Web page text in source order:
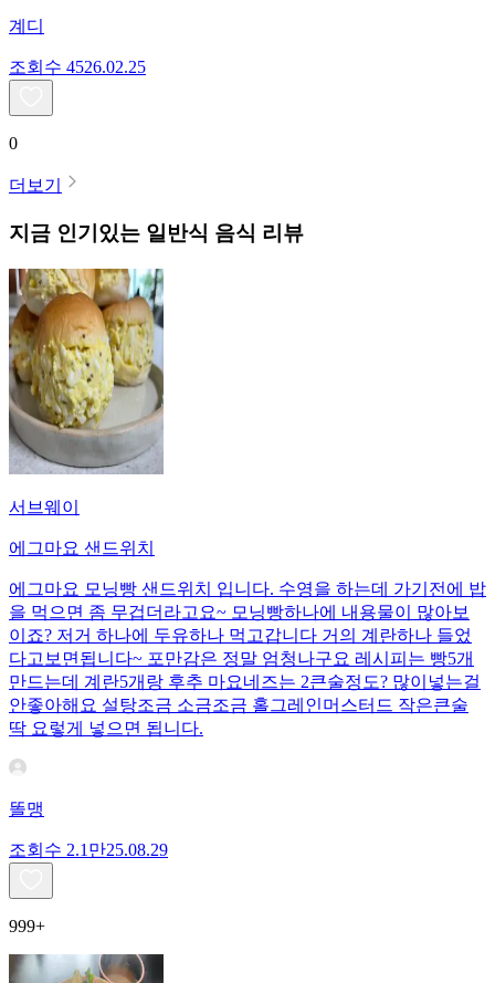
계디
조회수 4526.02.25
0
더보기
지금 인기있는 일반식 음식 리뷰
서브웨이
에그마요 샌드위치
에그마요 모닝빵 샌드위치 입니다. 수영을 하는데 가기전에 밥
을 먹으면 좀 무겁더라고요~ 모닝빵하나에 내용물이 많아보
이죠? 저거 하나에 두유하나 먹고갑니다 거의 계란하나 들었
다고보면됩니다~ 포만감은 정말 엄청나구요 레시피는 빵5개
만드는데 계란5개랑 후추 마요네즈는 2큰술정도? 많이넣는걸
안좋아해요 설탕조금 소금조금 홀그레인머스터드 작은큰술
딱 요렇게 넣으면 됩니다.
똘맹
조회수 2.1만25.08.29
999+